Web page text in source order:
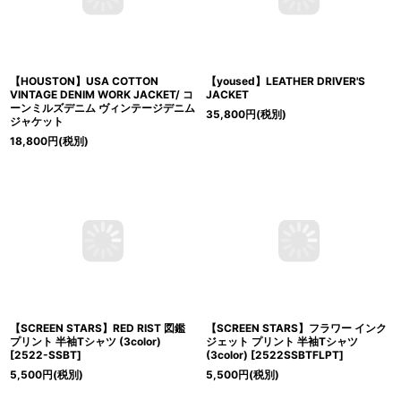
【HOUSTON】USA COTTON
VINTAGE DENIM WORK JACKET/ コ
ーンミルズデニム ヴィンテージデニム
ジャケット
18,800円(税別)
【yoused】LEATHER DRIVER'S
JACKET
35,800円(税別)
【SCREEN STARS】RED RIST 図鑑
プリント 半袖Tシャツ (3color)
[2522-SSBT]
5,500円(税別)
【SCREEN STARS】フラワー インク
ジェット プリント 半袖Tシャツ
(3color) [2522SSBTFLPT]
5,500円(税別)